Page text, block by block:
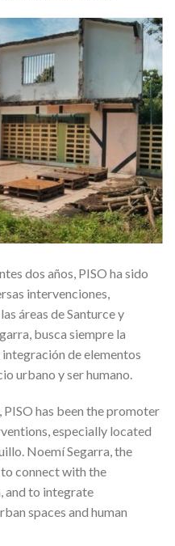
dos años, PISO ha sido
intervenciones,
áreas de Santurce y
busca siempre la
de elementos
urbano y ser humano.
has been the promoter
especially located
Noemí Segarra, the
connect with the
and to integrate
spaces and human